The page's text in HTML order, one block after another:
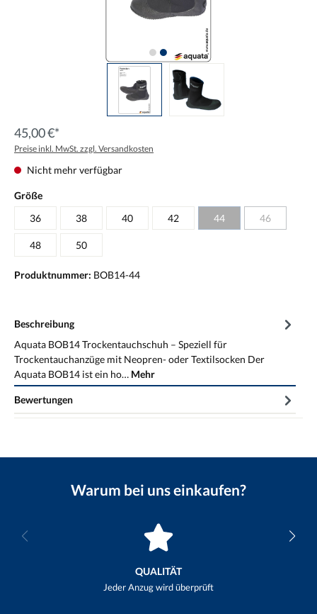
45,00 €*
Preise inkl. MwSt. zzgl. Versandkosten
Nicht mehr verfügbar
Größe
36
38 40 42 44 46
48 50
Produktnummer: BOB14-44
Beschreibung
Aquata BOB14 Trockentauchschuh – Speziell für
Trockentauchanzüge mit Neopren- oder Textilsocken Der
Aquata BOB14 ist ein ho… Mehr
Bewertungen
Warum bei uns einkaufen?
QUALITÄT
Jeder Anzug wird überprüft